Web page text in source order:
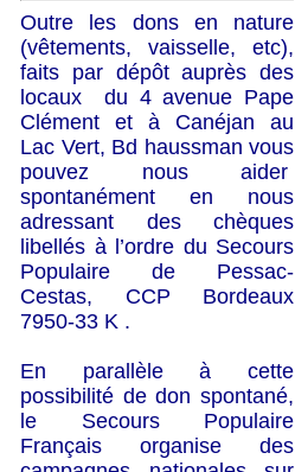
Outre les dons en nature
(vêtements, vaisselle, etc),
faits par dépôt auprès des
locaux du 4 avenue Pape
Clément et à Canéjan au
Lac Vert, Bd haussman vous
pouvez nous aider
spontanément en nous
adressant des chèques
libellés à l’ordre du Secours
Populaire de Pessac-
Cestas, CCP Bordeaux
7950-33 K .
En parallèle à cette
possibilité de don spontané,
le Secours Populaire
Français organise des